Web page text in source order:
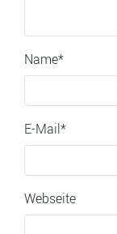
Name*
E-Mail*
Webseite